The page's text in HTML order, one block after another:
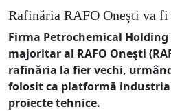
Rafinăria RAFO Oneşti va
Firma Petrochemical
majoritar al RAFO Oneşti
rafinăria la fier vechi,
folosit ca platformă
proiecte tehnice.